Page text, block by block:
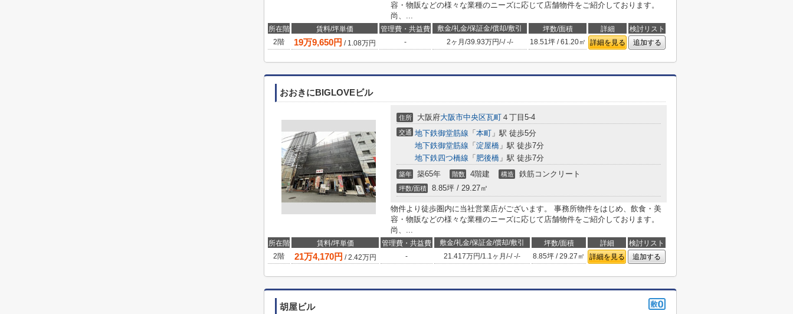
容・物販などの様々な業種のニーズに応じて店舗物件をご紹介しております。
尚、...
所在階 賃料/坪単価 管理費・共益費 敷金/礼金/保証金/償却/敷引 坪数/面積 詳細
検討リスト
2階
19万9,650円 / 1.08万円 - 2ヶ月 /39.93万円/-/-/- 18.51坪 / 61.20㎡ 詳細を見る 追加する
おおきにBIGLOVEビル
住所 大阪府大阪市中央区瓦町 ４丁目5-4
交通 地下鉄御堂筋線 「 本町 」駅 徒歩5分
地下鉄御堂筋線 「 淀屋橋 」駅 徒歩7分
地下鉄四つ橋線 「 肥後橋 」駅 徒歩7分
築年 築65年 階数 4階建 構造 鉄筋コンクリート
坪数/面積 8.85坪 / 29.27㎡
物件より徒歩圏内に当社営業店がございます。 事務所物件をはじめ、飲食・美
容・物販などの様々な業種のニーズに応じて店舗物件をご紹介しております。
尚、...
所在階 賃料/坪単価 管理費・共益費 敷金/礼金/保証金/償却/敷引 坪数/面積 詳細
検討リスト
2階
21万4,170円 /2.42万円 - 21.417万円/1.1ヶ月 /-/-/- 8.85坪 / 29.27㎡ 詳細を見る 追加する
胡屋ビル